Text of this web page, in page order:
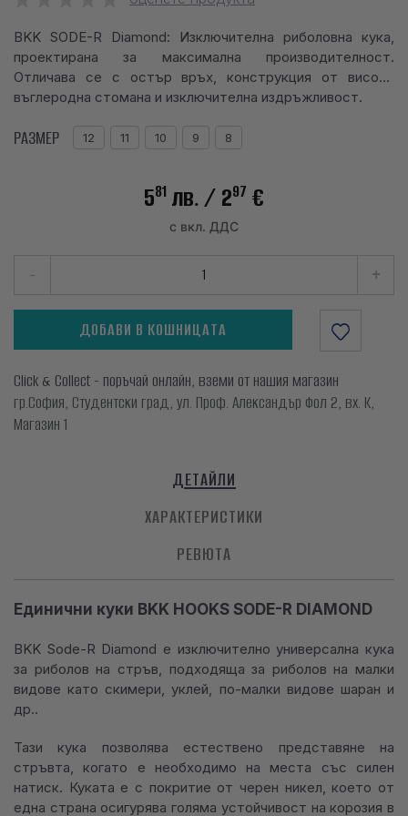
BKK SODE-R Diamond: Изключителна риболовна кука,
проектирана за максимална производителност.
Отличава се с остър връх, конструкция от високо
въглеродна стомана и изключителна издръжливост.
РАЗМЕР 12 11 10 9 8
581 лв./ 297 €
с вкл. ДДС
- +
ДОБАВИ В КОШНИЦАТА
Click & Collect - поръчай онлайн, вземи от нашия магазин
гр.София, Студентски град, ул. Проф. Александър Фол 2, вх. К,
Магазин 1
ДЕТАЙЛИ
ХАРАКТЕРИСТИКИ
РЕВЮТА
Единични куки BKK HOOKS SODE-R DIAMOND
BKK Sode-R Diamond е изключително универсална кука
за риболов на стръв, подходяща за риболов на малки
видове като скимери, уклей, по-малки видове шаран и
др..
Тази кука позволява естествено представяне на
стръвта, когато е необходимо на места със силен
натиск. Куката е с покритие от черен никел, което от
една страна осигурява голяма устойчивост на корозия в